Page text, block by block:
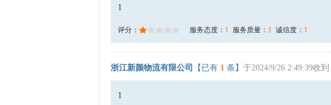
1
评分： 服务态度： 1 服务质量： 1 诚信度： 1
浙江新颜物流有限公司 【已有 1 条】 于2024/9/26 2:49:39收到
1